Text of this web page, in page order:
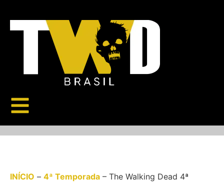
INÍCIO – 4ª Temporada – The Walking Dead 4ª